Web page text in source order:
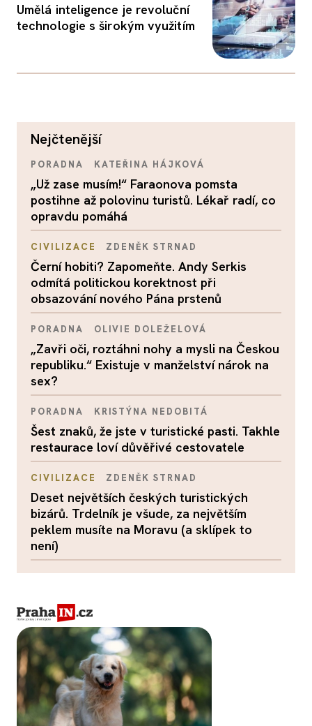
Umělá inteligence je revoluční
technologie s širokým využitím
nejčtenější
PORADNA KATEŘINA HÁJKOVÁ
„Už zase musím!“ Faraonova pomsta
postihne až polovinu turistů. Lékař radí, co
opravdu pomáhá
CIVILIZACE ZDENĚK STRNAD
Černí hobiti? Zapomeňte. Andy Serkis
odmítá politickou korektnost při
obsazování nového Pána prstenů
PORADNA OLIVIE DOLEŽELOVÁ
„Zavři oči, roztáhni nohy a mysli na Českou
republiku.“ Existuje v manželství nárok na
sex?
PORADNA KRISTÝNA NEDOBITÁ
Šest znaků, že jste v turistické pasti. Takhle
restaurace loví důvěřivé cestovatele
CIVILIZACE ZDENĚK STRNAD
Deset největších českých turistických
bizárů. Trdelník je všude, za největším
peklem musíte na Moravu (a sklípek to
není)